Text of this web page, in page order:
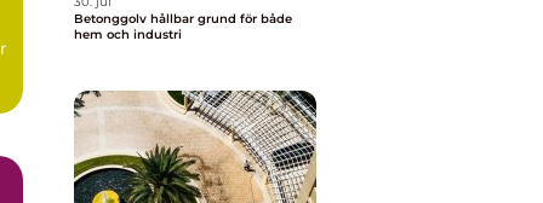
Betonggolv hållbar grund för både
hem och industri